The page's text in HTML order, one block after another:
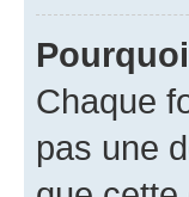
Chaque
pas une